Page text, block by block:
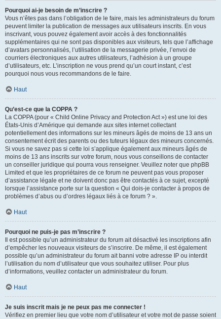
Pourquoi ai-je besoin de m’inscrire ?
Vous n’êtes pas dans l’obligation de le faire, mais les administrateurs du forum
peuvent limiter la publication de messages aux utilisateurs inscrits. En vous
inscrivant, vous pouvez également avoir accès à des fonctionnalités
supplémentaires qui ne sont pas disponibles aux visiteurs, tels que l’affichage
d’avatars personnalisés, l’utilisation de la messagerie privée, l’envoi de
courriers électroniques aux autres utilisateurs, l’adhésion à un groupe
d’utilisateurs, etc. L’inscription ne vous prend qu’un court instant, c’est
pourquoi nous vous recommandons de le faire.
Haut
Qu’est-ce que la COPPA ?
La COPPA (pour « Child Online Privacy and Protection Act ») est une loi des
États-Unis d’Amérique qui demande aux sites internet collectant
potentiellement des informations sur les mineurs âgés de moins de 13 ans un
consentement écrit des parents ou des tuteurs légaux des mineurs concernés.
Si vous ne savez pas si cette loi s’applique également aux mineurs âgés de
moins de 13 ans inscrits sur votre forum, nous vous conseillons de contacter
un conseiller juridique qui pourra vous renseigner. Veuillez noter que phpBB
Limited et que les propriétaires de ce forum ne peuvent pas vous proposer
d’assistance légale et ne doivent donc pas être contactés à ce sujet, excepté
lorsque l’assistance porte sur la question « Qui dois-je contacter à propos de
problèmes d’abus ou d’ordres légaux liés à ce forum ? ».
Haut
Pourquoi ne puis-je pas m’inscrire ?
Il est possible qu’un administrateur du forum ait désactivé les inscriptions afin
d’empêcher les nouveaux visiteurs de s’inscrire. De même, il est également
possible qu’un administrateur du forum ait banni votre adresse IP ou interdit
l’utilisation du nom d’utilisateur que vous souhaitez utiliser. Pour plus
d’informations, veuillez contacter un administrateur du forum.
Haut
Je suis inscrit mais je ne peux pas me connecter !
Vérifiez en premier lieu que votre nom d’utilisateur et votre mot de passe soient